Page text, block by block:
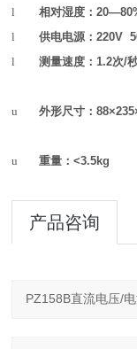
l相对湿度：
l供电电源：220V
l测量速度：1.2次/
u外形尺寸：
u重量：<3.5kg
产品咨询